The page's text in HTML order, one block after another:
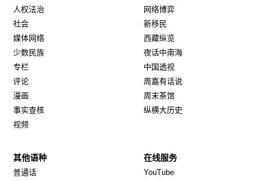
人权法治
社会
媒体网络
少数民族
专栏
评论
漫画
事实查核
视频
网络博弈
新移民
西藏纵览
夜话中南海
中国透视
周嘉有话说
周末茶馆
纵横大历史
其他语种
普通话
在线服务
YouTube